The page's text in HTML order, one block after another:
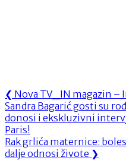
Navigacija
objava
❮ Previous
Post:
Nova TV_IN magazin –
Sandra Bagarić gosti su
donosi i ekskluzivni
Paris!
Next
Post:
Rak grlića maternice:
dalje odnosi živote ❯